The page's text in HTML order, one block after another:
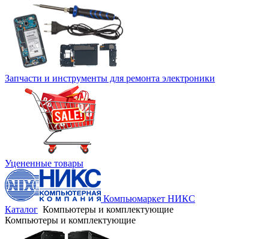
Запчасти и инструменты для ремонта электроники
Уцененные товары
Компьюмаркет НИКС
Каталог Компьютеры и комплектующие
Компьютеры и комплектующие